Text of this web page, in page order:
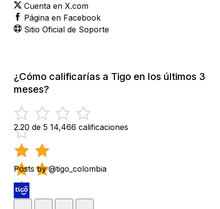
Cuenta en X.com
Página en Facebook
Sitio Oficial de Soporte
¿Cómo calificarías a Tigo en los últimos 3
meses?
2.20 de 5 14,466 calificaciones
Posts by @tigo_colombia